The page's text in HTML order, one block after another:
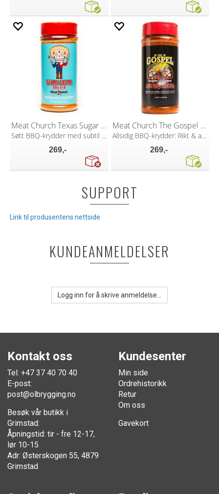
Meat Church Texas Sugar 340g
Søtt BBQ-krydder med subtil ettersmak
269,-
Meat Church The Gospel 397g
Allsidig BBQ-krydder: Rikt & autentisk!
269,-
SUPPORT
Link til produsentens nettside
KUNDEANMELDELSER
Logg inn for å skrive anmeldelse...
Kontakt oss
Tel: +47 37 40 70 40
E-post:
post@olbrygging.no
Besøk vår butikk i
Grimstad:
Åpningstid: tir - fre 12-17,
lør 10-15
Adr: Østerskogen 55, 4879
Grimstad
Kundesenter
Min side
Ordrehistorikk
Retur
Om oss
Gavekort